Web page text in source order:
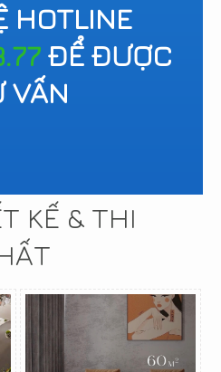
HOTLINE
ĐỂ ĐƯỢC
VẤN
KẾ & THI